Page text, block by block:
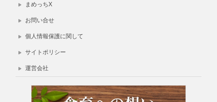
まめっちX
お問い合せ
個人情報保護に関して
サイトポリシー
運営会社